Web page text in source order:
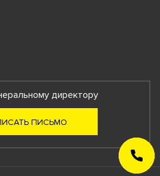
директору
ПИСЬМО
ЗАКАЗАТЬ
ЗВОНОК